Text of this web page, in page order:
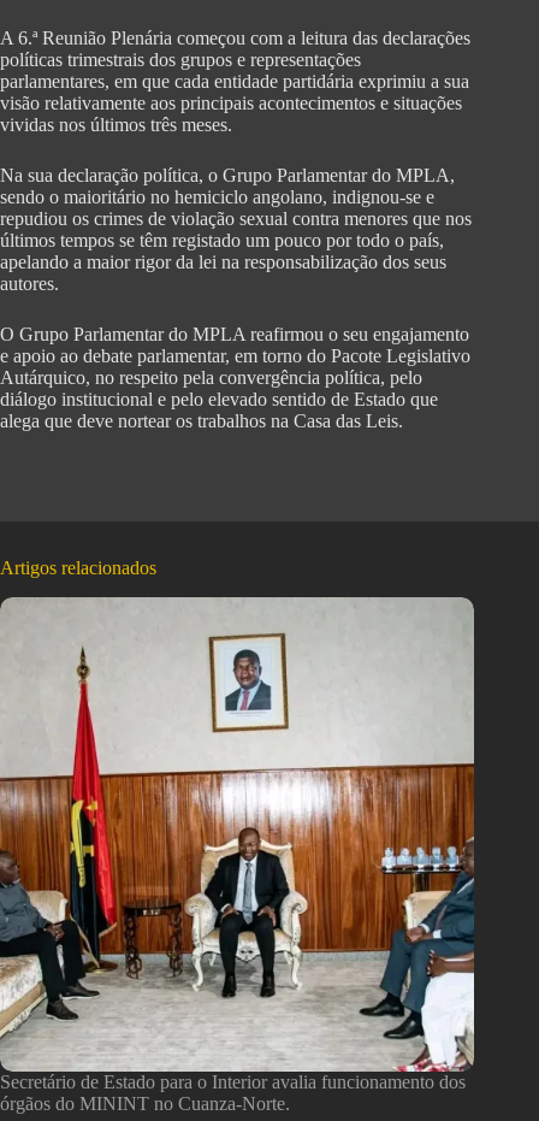
A 6.ª Reunião Plenária começou com a leitura das declarações
políticas trimestrais dos grupos e representações
parlamentares, em que cada entidade partidária exprimiu a sua
visão relativamente aos principais acontecimentos e situações
vividas nos últimos três meses.
Na sua declaração política, o Grupo Parlamentar do MPLA,
sendo o maioritário no hemiciclo angolano, indignou-se e
repudiou os crimes de violação sexual contra menores que nos
últimos tempos se têm registado um pouco por todo o país,
apelando a maior rigor da lei na responsabilização dos seus
autores.
O Grupo Parlamentar do MPLA reafirmou o seu engajamento
e apoio ao debate parlamentar, em torno do Pacote Legislativo
Autárquico, no respeito pela convergência política, pelo
diálogo institucional e pelo elevado sentido de Estado que
alega que deve nortear os trabalhos na Casa das Leis.
Artigos relacionados
Secretário de Estado para o Interior avalia funcionamento dos
órgãos do MININT no Cuanza-Norte.